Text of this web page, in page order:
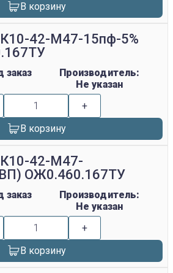
В корзину
К10-42-М47-15пф-5%
заказ
Производитель:
Не указан
+
В корзину
К10-42-М47-
ОЖ0.460.167ТУ
заказ
Производитель:
Не указан
+
В корзину